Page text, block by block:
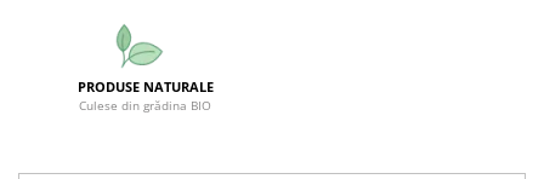
COSMETICE FAȚĂ
CREME CORP-MASAJ-MAINI -
CALCAIE
PRODUSE NATURALE
Culese din grădina BIO